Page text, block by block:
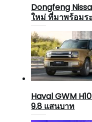
Dongfeng
ใหม่ ที่มาพร้อมร
Haval GWM
9.8 แสนบาท